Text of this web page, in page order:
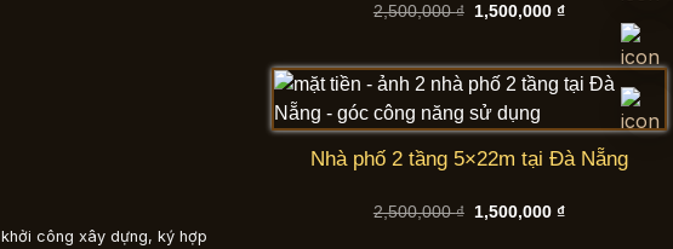
khởi công xây dựng, ký hợp
2,500,000₫ Giá
2,500,000 ₫.
1,500,000₫Giá
là:
1,500,000 ₫.
Nhà phố 2 tầng 5×22m tại Đà Nẵng
2,500,000₫ Giá
1,500,000₫Giá